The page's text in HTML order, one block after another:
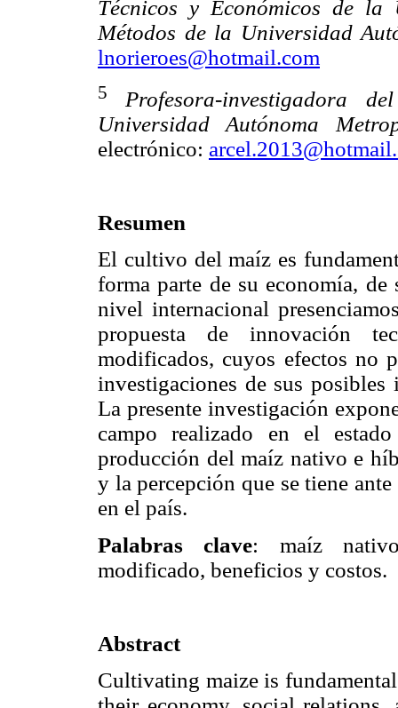
Técnicos y Económicos de
Métodos de la Universidad
lnorieroes@hotmail.com
5
Profesora-investigadora
Universidad Autónoma
electrónico:
Resumen
El cultivo del maíz es
forma parte de su economía,
nivel internacional
propuesta de innovación
modificados, cuyos efectos no
investigaciones de sus
La presente investigación
campo realizado en el
producción del maíz nativo e
y la percepción que se tiene
en el país.
Palabras clave: maíz
modificado, beneficios y costos.
Abstract
Cultivating maize is